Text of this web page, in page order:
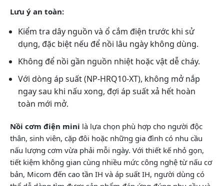
Lưu ý an toàn:
Kiểm tra dây nguồn và ổ cắm điện trước khi sử
dụng, đặc biệt nếu để nồi lâu ngày không dùng.
Không để nồi gần nguồn nhiệt hoặc vật dễ cháy.
Với dòng áp suất (NP-HRQ10-XT), không mở nắp
ngay sau khi nấu xong, đợi áp suất xả hết hoàn
toàn mới mở.
Nồi cơm điện mini là lựa chọn phù hợp cho người độc
thân, sinh viên, cặp đôi hoặc những gia đình có nhu cầu
nấu lượng cơm vừa phải mỗi ngày. Với thiết kế nhỏ gọn,
tiết kiệm không gian cùng nhiều mức công nghệ từ nấu cơ
bản, Micom đến cao tần IH và áp suất IH, người dùng có